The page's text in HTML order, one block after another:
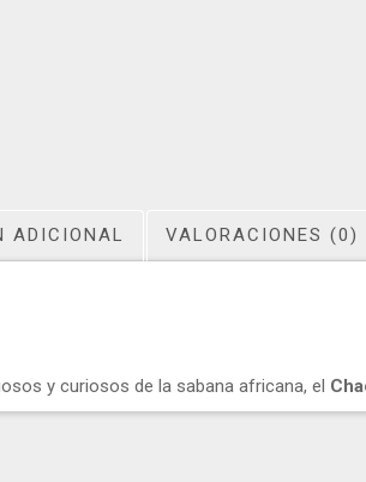
ADICIONAL VALORACIONES (0)
y curiosos de la sabana africana, el